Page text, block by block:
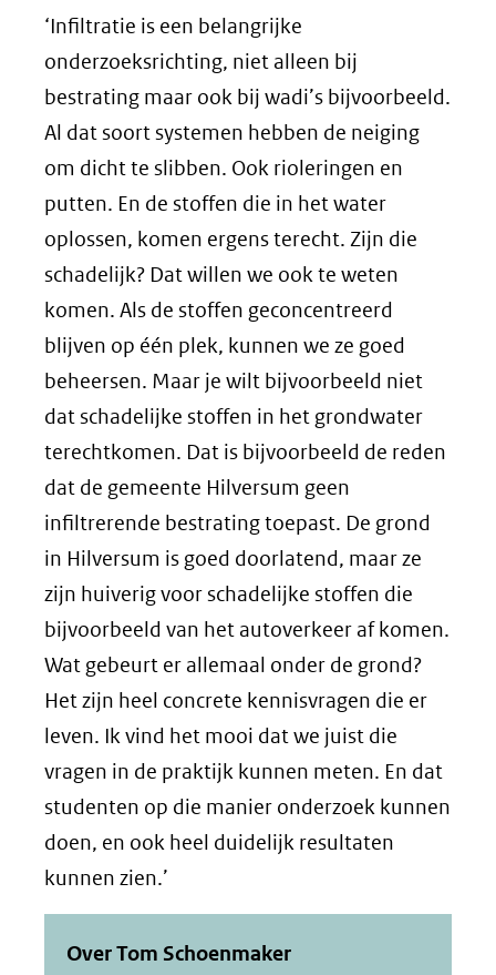
‘Infiltratie is een belangrijke
onderzoeksrichting, niet alleen bij
bestrating maar ook bij wadi’s bijvoorbeeld.
Al dat soort systemen hebben de neiging
om dicht te slibben. Ook rioleringen en
putten. En de stoffen die in het water
oplossen, komen ergens terecht. Zijn die
schadelijk? Dat willen we ook te weten
komen. Als de stoffen geconcentreerd
blijven op één plek, kunnen we ze goed
beheersen. Maar je wilt bijvoorbeeld niet
dat schadelijke stoffen in het grondwater
terechtkomen. Dat is bijvoorbeeld de reden
dat de gemeente Hilversum geen
infiltrerende bestrating toepast. De grond
in Hilversum is goed doorlatend, maar ze
zijn huiverig voor schadelijke stoffen die
bijvoorbeeld van het autoverkeer af komen.
Wat gebeurt er allemaal onder de grond?
Het zijn heel concrete kennisvragen die er
leven. Ik vind het mooi dat we juist die
vragen in de praktijk kunnen meten. En dat
studenten op die manier onderzoek kunnen
doen, en ook heel duidelijk resultaten
kunnen zien.’
Over Tom Schoenmaker